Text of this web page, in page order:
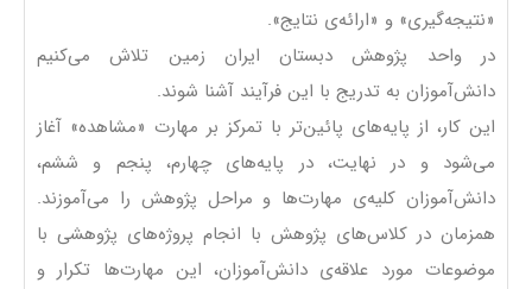
«نتیجه‌گیری» و «ارائه‌ی نتایج».
در واحد پژوهش دبستان ایران زمین تلاش می‌کنیم
دانش‌آموزان به تدریج با این فرآیند آشنا شوند.
این کار، از پایه‌های پائین‌تر با تمرکز بر مهارت «مشاهده» آغاز
می‌شود و در نهایت، در پایه‌های چهارم، پنجم و ششم،
دانش‌آموزان کلیه‌ی مهارت‌ها و مراحل پژوهش را می‌آموزند.
همزمان در کلاس‌های پژوهش با انجام پروژه‌های پژوهشی با
موضوعات مورد علاقه‌ی دانش‌آموزان، این مهارت‌ها تکرار و